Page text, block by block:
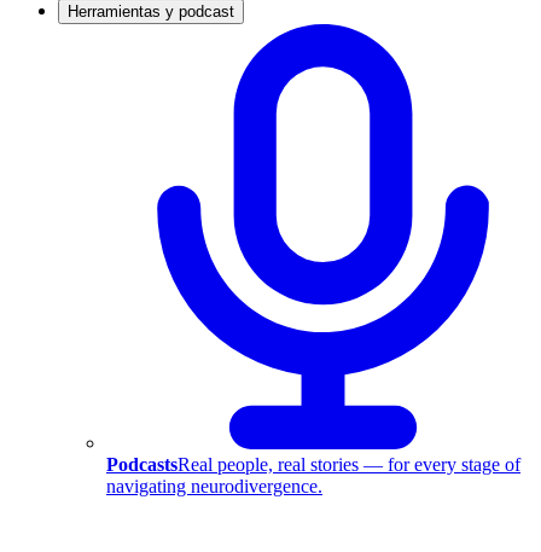
Herramientas y podcast
PodcastsReal people, real stories — for every stage of
navigating neurodivergence.